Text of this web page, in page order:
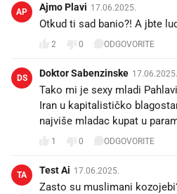
AP Ajmo Plavi 17.06.2025.
Otkud ti sad banio?! A jbte
2 0 ODGOVORITE
DS Doktor Sabenzinske 17.06.2025.
Tako mi je sexy mladi
Iran u kapitalističko
najviše mladac kupat u
1 0 ODGOVORITE
TA Test Ai 17.06.2025.
Zasto su muslimani